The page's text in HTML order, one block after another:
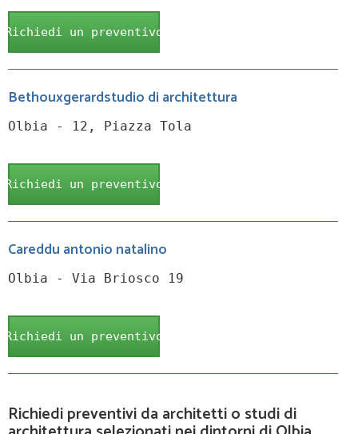
Richiedi un preventivo
Bethouxgerardstudio di architettura
Olbia - 12, Piazza Tola
Richiedi un preventivo
Careddu antonio natalino
Olbia - Via Briosco 19
Richiedi un preventivo
Richiedi preventivi da architetti o studi di